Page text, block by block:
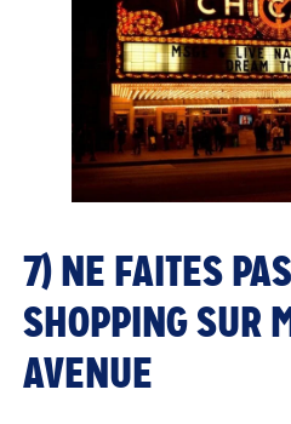
7) NE FAITES
SHOPPING SUR
AVENUE